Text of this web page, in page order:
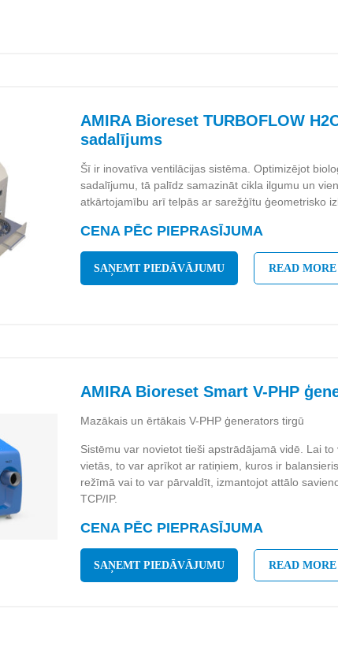
AMIRA Bioreset TURBOFLOW
sadalījums
Šī ir inovatīva ventilācijas sistēma. Optimizējot
sadalījumu, tā palīdz samazināt cikla ilgumu un
atkārtojamību arī telpās ar sarežģītu ģeometrisko
CENA PĒC PIEPRASĪJUMA
SAŅEMT PIEDĀVĀJUMU READ MORE
AMIRA Bioreset Smart V-PHP
Mazākais un ērtākais V-PHP ģenerators tirgū
Sistēmu var novietot tieši apstrādājamā vidē. Lai
vietās, to var aprīkot ar ratiņiem, kuros ir
režīmā vai to var pārvaldīt, izmantojot attālo
TCP/IP.
CENA PĒC PIEPRASĪJUMA
SAŅEMT PIEDĀVĀJUMU READ MORE